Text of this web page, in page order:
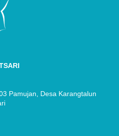
Pamujan, Desa Karangtalun